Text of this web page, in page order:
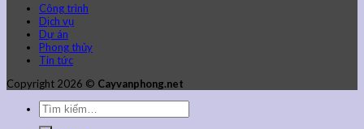
Công trình
Dịch vụ
Dự án
Phong thủy
Tin tức
Copyright 2026 © Cayvanphong.net